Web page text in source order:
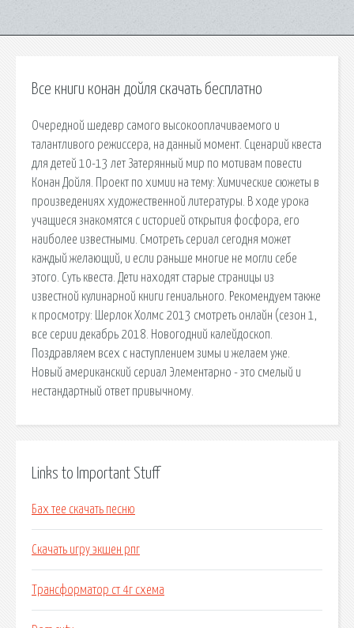
Все книги конан дойля скачать бесплатно
Очередной шедевр самого высокооплачиваемого и
талантливого режиссера, на данный момент. Сценарий квеста
для детей 10-13 лет Затерянный мир по мотивам повести
Конан Дойля. Проект по химии на тему: Химические сюжеты в
произведениях художественной литературы. В ходе урока
учащиеся знакомятся с историей открытия фосфора, его
наиболее известными. Смотреть сериал сегодня может
каждый желающий, и если раньше многие не могли себе
этого. Суть квеста. Дети находят старые страницы из
известной кулинарной книги гениального. Рекомендуем также
к просмотру: Шерлок Холмс 2013 смотреть онлайн (сезон 1,
все серии декабрь 2018. Новогодний калейдоскоп.
Поздравляем всех с наступлением зимы и желаем уже.
Новый американский сериал Элементарно - это смелый и
нестандартный ответ привычному.
Links to Important Stuff
Бах тее скачать песню
Скачать игру экшен рпг
Трансформатор ст 4г схема